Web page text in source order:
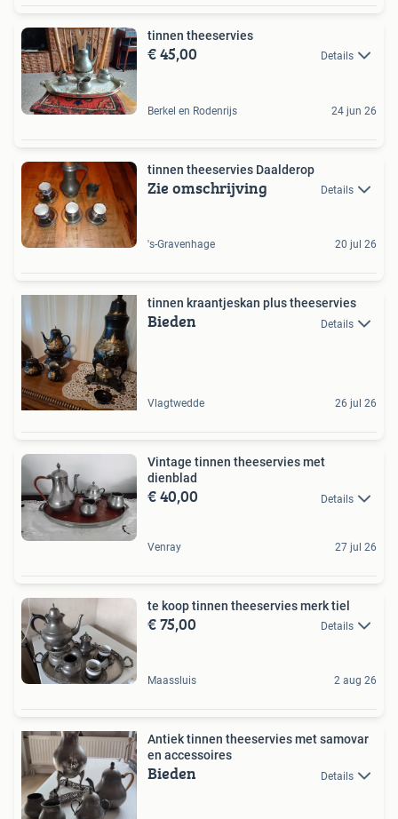
tinnen theeservies
€ 45,00 Details
Berkel en Rodenrijs 24 jun 26
tinnen theeservies Daalderop
Zie omschrijving Details
's-Gravenhage 20 jul 26
tinnen kraantjeskan plus theeservies
Bieden Details
Vlagtwedde 26 jul 26
Vintage tinnen theeservies met
dienblad
€ 40,00 Details
Venray 27 jul 26
te koop tinnen theeservies merk tiel
€ 75,00 Details
Maassluis 2 aug 26
Antiek tinnen theeservies met samovar
en accessoires
Bieden Details